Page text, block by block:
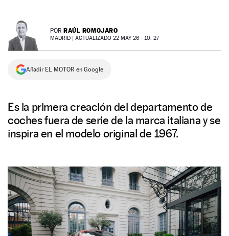
SÍGUENOS
POR RAÚL ROMOJARO
MADRID | ACTUALIZADO 22 MAY 26 - 10: 27
Añadir EL MOTOR en Google
Es la primera creación del departamento de
coches fuera de serie de la marca italiana y se
inspira en el modelo original de 1967.